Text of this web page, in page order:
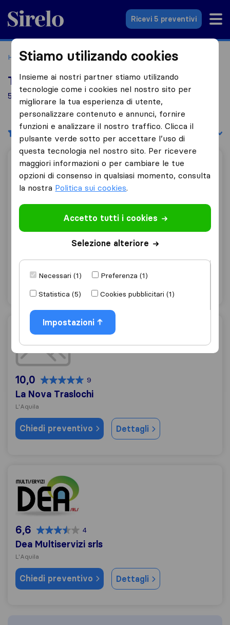
Sirelo.it
Ricevi 5 preventivi
Home Le 10 migliori aziende di traslochi in Italia
Top 10 traslocatori a L'Aquila
5 aziende di traslochi trovate a L'Aquila
Filtri Filtra per:
Traslochi service LCV
133
Traslochi service LCV
Chiedi preventivo Dettagli
2 valutazioni come "Efficienza"
La Nova Traslochi
10,0 9
La Nova Traslochi
L'Aquila
Chiedi preventivo Dettagli
Dea Multiservizi srls
6,6 4
Dea Multiservizi srls
L'Aquila
Chiedi preventivo Dettagli
Stiamo utilizando cookies
Insieme ai nostri partner stiamo utilizando
tecnologie come i cookies nel nostro sito per
migliorare la tua esperienza di utente,
personalizzare contenuto e annunci, fornire
funzioni e analizzare il nostro traffico. Clicca il
pulsante verde sotto per accettare l’uso di
questa tecnologia nel nostro sito. Per ricevere
maggiori informazioni o per cambiare le tue
opzioni di consenso in qualsiasi momento, consulta
la nostra Politica sui cookies.
Accetto tutti i cookies
Selezione alteriore
Necessari (1)
Preferenza (1)
Statistica (5)
Cookies pubblicitari (1)
Impostazioni